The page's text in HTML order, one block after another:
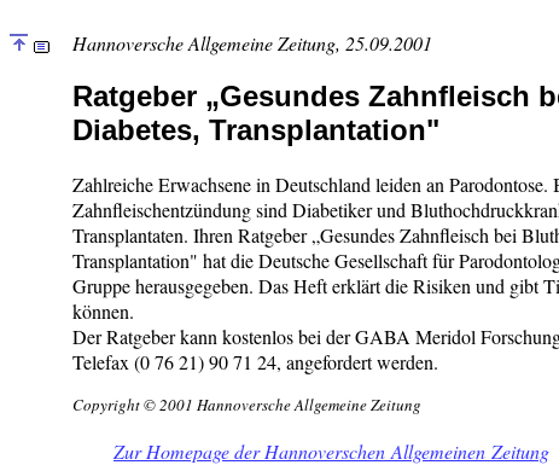
Hannoversche Allgemeine Zeitung, 25.09.2001
Ratgeber „Gesundes Zahnfleisch
Diabetes, Transplantation"
Zahlreiche Erwachsene in Deutschland leiden an Parodontose.
Zahnfleischentzündung sind Diabetiker und
Transplantaten. Ihren Ratgeber „Gesundes Zahnfleisch bei
Transplantation" hat die Deutsche Gesellschaft für
Gruppe herausgegeben. Das Heft erklärt die Risiken und gibt
können.
Der Ratgeber kann kostenlos bei der GABA Meridol
Telefax (0 76 21) 90 71 24, angefordert werden.
Copyright © 2001 Hannoversche Allgemeine Zeitung
Zur Homepage der Hannoverschen Allgemeinen Zeitung